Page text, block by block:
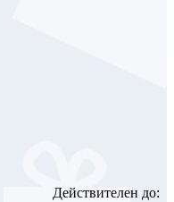
Действителен до: